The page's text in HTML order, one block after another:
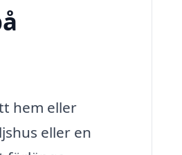
hem eller
eller en